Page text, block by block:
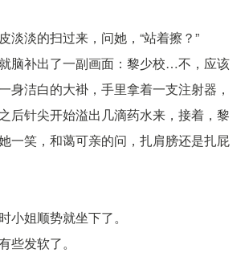
淡淡的扫过来，问她，“站着擦？”
脑补出了一副画面：黎少校…不，应该
身洁白的大褂，手里拿着一支注射器，
后针尖开始溢出几滴药水来，接着，黎
一笑，和蔼可亲的问，扎肩膀还是扎屁
小姐顺势就坐下了。
些发软了。